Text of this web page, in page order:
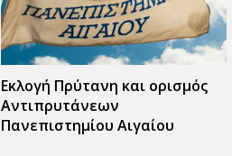
Εκλογή Πρύτανη και ορισμός
Αντιπρυτάνεων
Πανεπιστημίου Αιγαίου